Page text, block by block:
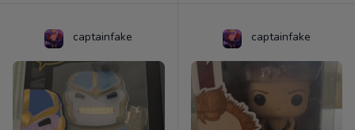
captainfake captainfake